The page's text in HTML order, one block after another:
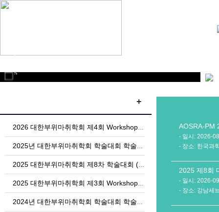
2
5
+
2026 대한부위마취학회 제4회 Workshop for Instructor (1월 31일 토요일, 서울대학교 의과대학 융합관)
2025년 대한부위마취학회 학술대회 학술상 및 초록상 수상자 명단
2025 대한부위마취학회 제8차 학술대회 (8월 30일 토요일, 연세대학교 백양누리 그랜드볼룸)
2025 대한부위마취학회 제3회 Workshop for Instructor 안내
2024년 대한부위마취학회 학술대회 학술상 및 초록상 수상자 명단
AOSRA-PM
- 일시: 2026-
- 장소: 한국과
- 일시: 2026-
- 장소: 강남세